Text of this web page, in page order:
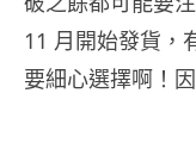
11 月開始發貨，
要細心選擇啊！